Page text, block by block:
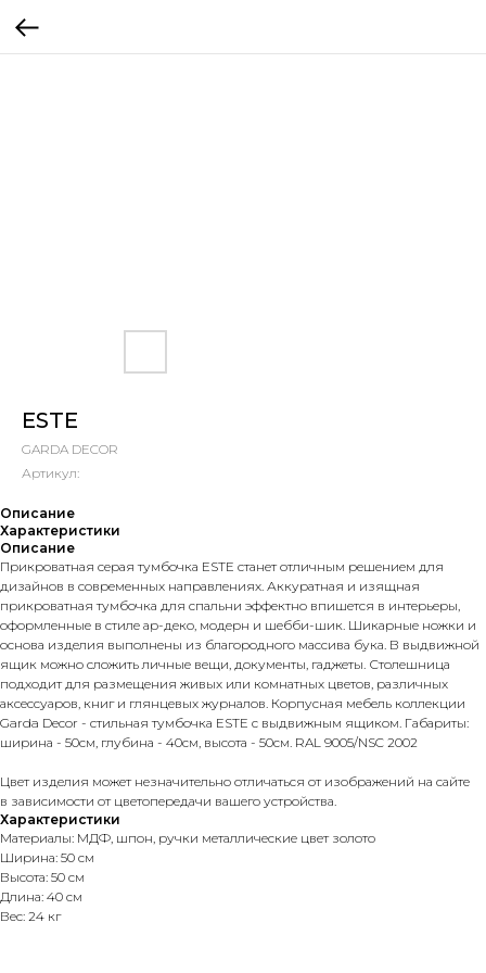
ESTE
GARDA DECOR
Артикул:
Описание
Характеристики
Описание
Прикроватная серая тумбочка ESTE станет отличным решением для
дизайнов в современных направлениях. Аккуратная и изящная
прикроватная тумбочка для спальни эффектно впишется в интерьеры,
оформленные в стиле ар-деко, модерн и шебби-шик. Шикарные ножки и
основа изделия выполнены из благородного массива бука. В выдвижной
ящик можно сложить личные вещи, документы, гаджеты. Столешница
подходит для размещения живых или комнатных цветов, различных
аксессуаров, книг и глянцевых журналов. Корпусная мебель коллекции
Garda Decor - стильная тумбочка ESTE с выдвижным ящиком. Габариты:
ширина - 50см, глубина - 40см, высота - 50см. RAL 9005/NSC 2002
Цвет изделия может незначительно отличаться от изображений на сайте
в зависимости от цветопередачи вашего устройства.
Характеристики
Материалы: МДФ, шпон, ручки металлические цвет золото
Ширина: 50 см
Высота: 50 см
Длина: 40 см
Вес: 24 кг